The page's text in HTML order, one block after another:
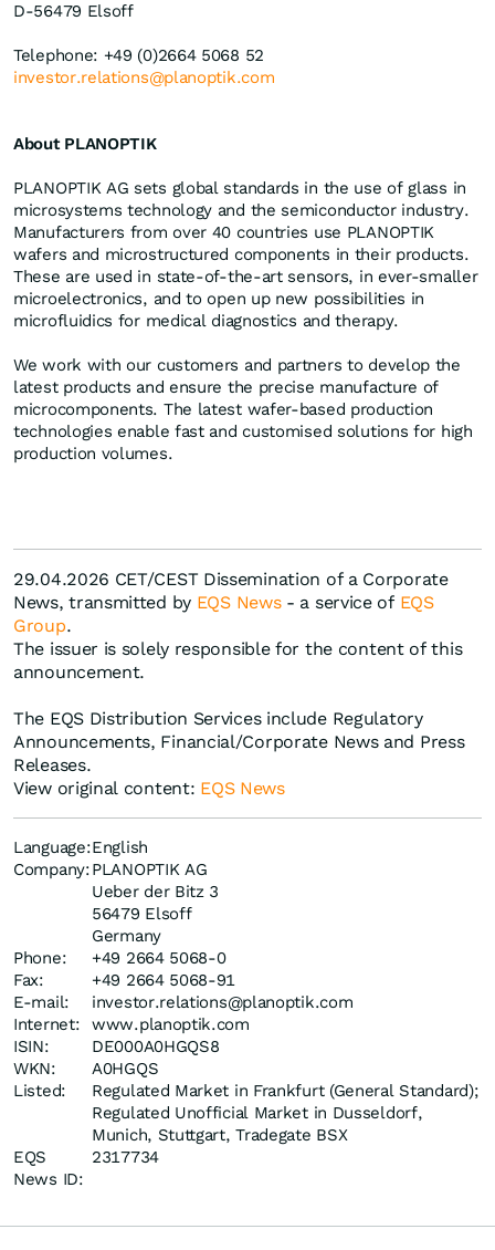
D-56479 Elsoff
Telephone: +49 (0)2664 5068 52
investor.relations@planoptik.com
About PLANOPTIK
PLANOPTIK AG sets global standards in the use of glass in
microsystems technology and the semiconductor industry.
Manufacturers from over 40 countries use PLANOPTIK
wafers and microstructured components in their products.
These are used in state-of-the-art sensors, in ever-smaller
microelectronics, and to open up new possibilities in
microfluidics for medical diagnostics and therapy.
We work with our customers and partners to develop the
latest products and ensure the precise manufacture of
microcomponents. The latest wafer-based production
technologies enable fast and customised solutions for high
production volumes.
29.04.2026 CET/CEST Dissemination of a Corporate
News, transmitted by EQS News- a service of EQS
Group.
The issuer is solely responsible for the content of this
announcement.
The EQS Distribution Services include Regulatory
Announcements, Financial/Corporate News and Press
Releases.
View original content: EQS News
Language:English
Company:PLANOPTIK AG
Ueber der Bitz 3
56479 Elsoff
Germany
Phone:
+49 2664 5068-0
Fax:
+49 2664 5068-91
E-mail:
investor.relations@planoptik.com
Internet:
www.planoptik.com
ISIN:
DE000A0HGQS8
WKN:
A0HGQS
Listed:
Regulated Market in Frankfurt (General Standard);
Regulated Unofficial Market in Dusseldorf,
Munich, Stuttgart, Tradegate BSX
EQS
News ID:
2317734